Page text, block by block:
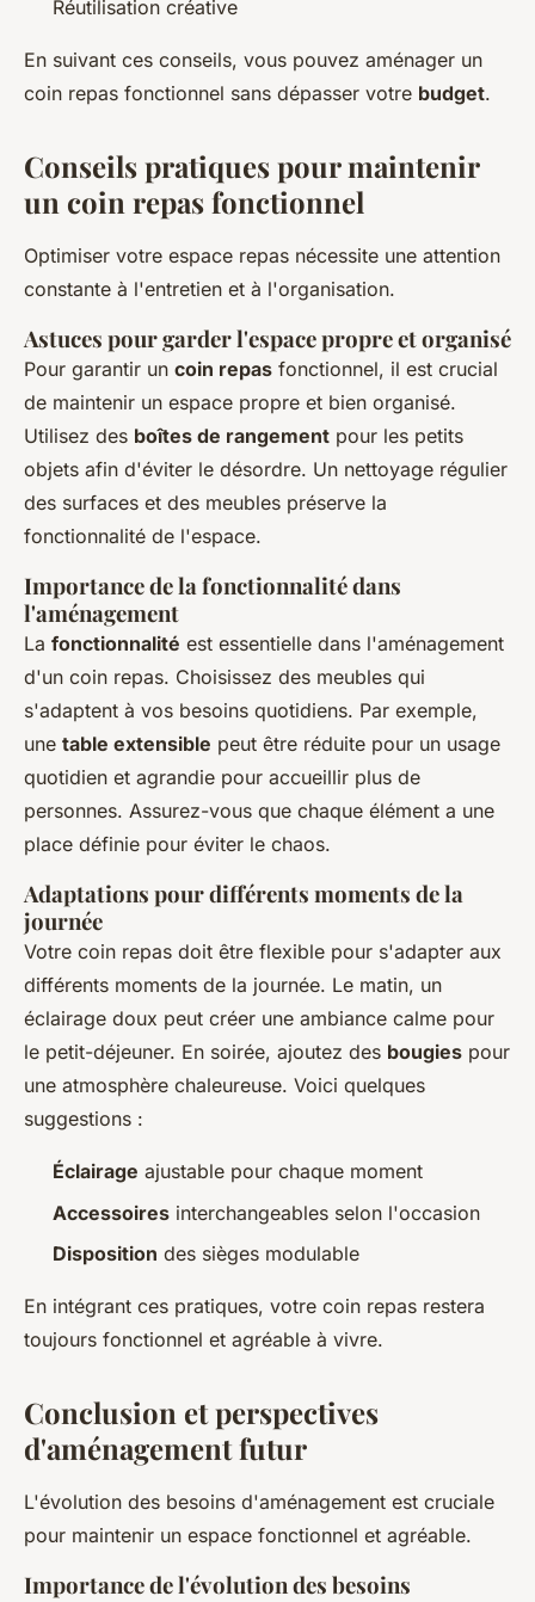
Réutilisation créative
En suivant ces conseils, vous pouvez aménager un
coin repas fonctionnel sans dépasser votre budget.
Conseils pratiques pour maintenir
un coin repas fonctionnel
Optimiser votre espace repas nécessite une attention
constante à l'entretien et à l'organisation.
Astuces pour garder l'espace propre et organisé
Pour garantir un coin repas fonctionnel, il est crucial
de maintenir un espace propre et bien organisé.
Utilisez des boîtes de rangement pour les petits
objets afin d'éviter le désordre. Un nettoyage régulier
des surfaces et des meubles préserve la
fonctionnalité de l'espace.
Importance de la fonctionnalité dans
l'aménagement
La fonctionnalité est essentielle dans l'aménagement
d'un coin repas. Choisissez des meubles qui
s'adaptent à vos besoins quotidiens. Par exemple,
une table extensible peut être réduite pour un usage
quotidien et agrandie pour accueillir plus de
personnes. Assurez-vous que chaque élément a une
place définie pour éviter le chaos.
Adaptations pour différents moments de la
journée
Votre coin repas doit être flexible pour s'adapter aux
différents moments de la journée. Le matin, un
éclairage doux peut créer une ambiance calme pour
le petit-déjeuner. En soirée, ajoutez des bougies pour
une atmosphère chaleureuse. Voici quelques
suggestions :
Éclairage ajustable pour chaque moment
Accessoires interchangeables selon l'occasion
Disposition des sièges modulable
En intégrant ces pratiques, votre coin repas restera
toujours fonctionnel et agréable à vivre.
Conclusion et perspectives
d'aménagement futur
L'évolution des besoins d'aménagement est cruciale
pour maintenir un espace fonctionnel et agréable.
Importance de l'évolution des besoins